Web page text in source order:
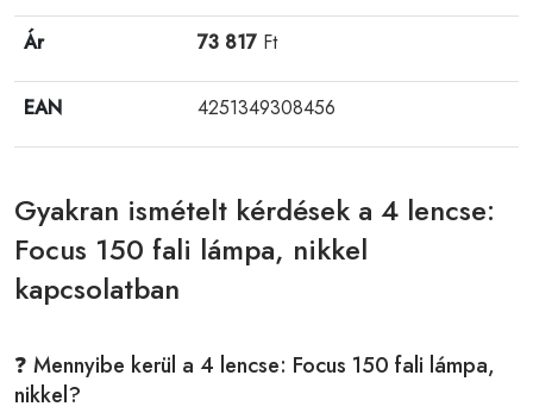
Ár 73 817 Ft
EAN 4251349308456
Gyakran ismételt kérdések a 4 lencse:
Focus 150 fali lámpa, nikkel
kapcsolatban
❓ Mennyibe kerül a 4 lencse: Focus 150 fali lámpa,
nikkel?